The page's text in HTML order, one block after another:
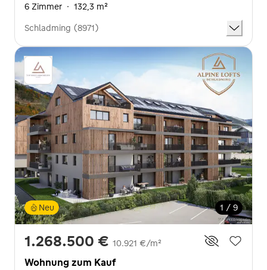
6 Zimmer · 132,3 m²
Schladming (8971)
1 / 9
Neu
1.268.500 € 10.921 €/m²
Wohnung zum Kauf